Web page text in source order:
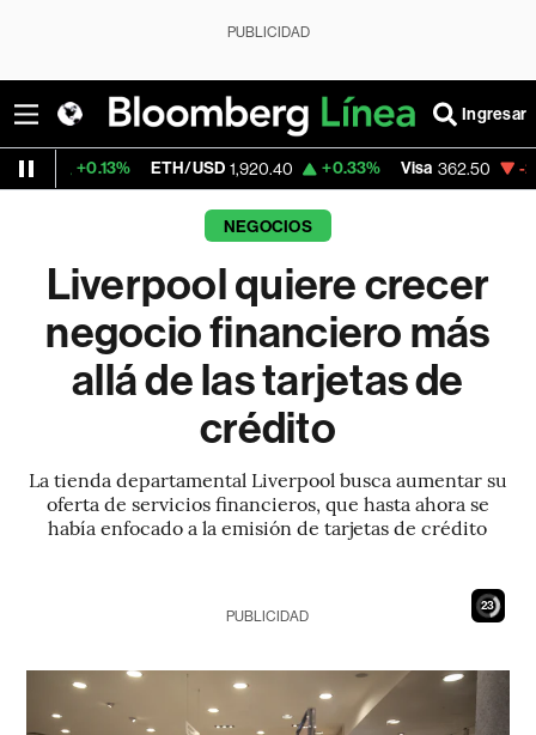
PUBLICIDAD
Ingresar
ETH/USD 1,920.40 +0.33% Visa 362.50 -2.15%
NEGOCIOS
Liverpool quiere crecer
negocio financiero más
allá de las tarjetas de
crédito
La tienda departamental Liverpool busca aumentar su
oferta de servicios financieros, que hasta ahora se
había enfocado a la emisión de tarjetas de crédito
21
PUBLICIDAD